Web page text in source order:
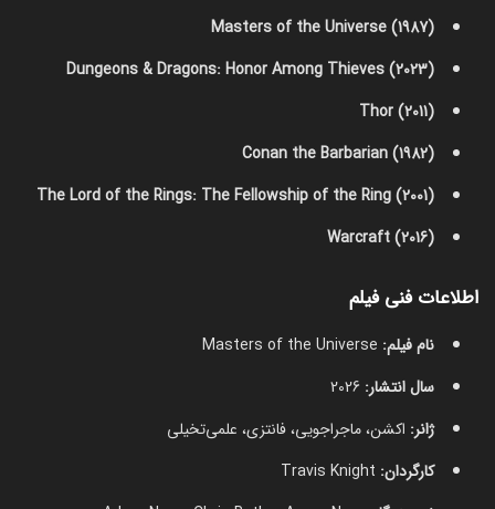
Masters of the Universe (1987)
Dungeons & Dragons: Honor Among Thieves (2023)
Thor (2011)
Conan the Barbarian (1982)
The Lord of the Rings: The Fellowship of the Ring (2001)
Warcraft (2016)
اطلاعات فنی فیلم
نام فیلم:
سال انتشار:
ژانر: اکشن، ماجراجویی، فانتزی، علمی‌تخیلی
کارگردان: